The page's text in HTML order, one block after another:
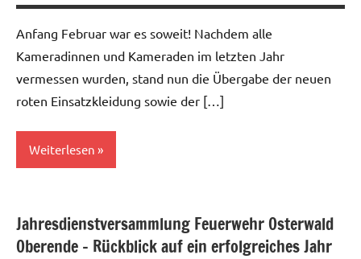
Anfang Februar war es soweit! Nachdem alle
Kameradinnen und Kameraden im letzten Jahr
vermessen wurden, stand nun die Übergabe der neuen
roten Einsatzkleidung sowie der […]
Weiterlesen
Jahresdienstversammlung Feuerwehr Osterwald
Oberende – Rückblick auf ein erfolgreiches Jahr